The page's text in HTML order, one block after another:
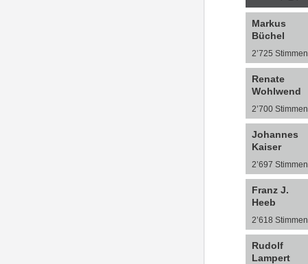
Markus
Büchel
2’725 Stimmen
Renate
Wohlwend
2’700 Stimmen
Johannes
Kaiser
2’697 Stimmen
Franz J.
Heeb
2’618 Stimmen
Rudolf
Lampert